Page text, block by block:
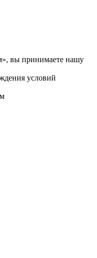
вы принимаете нашу
условий